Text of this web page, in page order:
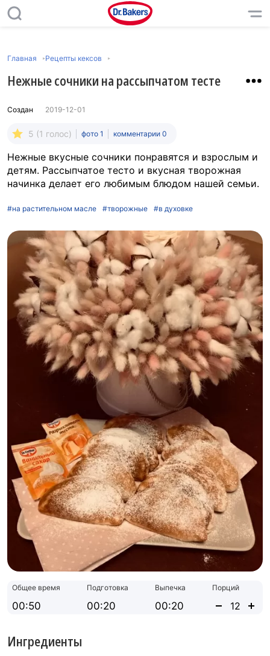
Главная Рецепты кексов
Нежные сочники на рассыпчатом тесте
Создан 2019-12-01
5 (1 голос) фото 1 комментарии 0
Нежные вкусные сочники понравятся и взрослым и
детям. Рассыпчатое тесто и вкусная творожная
начинка делает его любимым блюдом нашей семьи.
#на растительном масле #творожные #в духовке
Общее время
00:50
Подготовка
00:20
Выпечка
00:20
Порций
Ингредиенты